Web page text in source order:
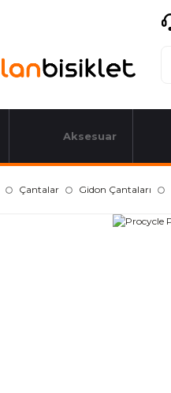
Aksesuar
Çantalar Gidon Çantaları